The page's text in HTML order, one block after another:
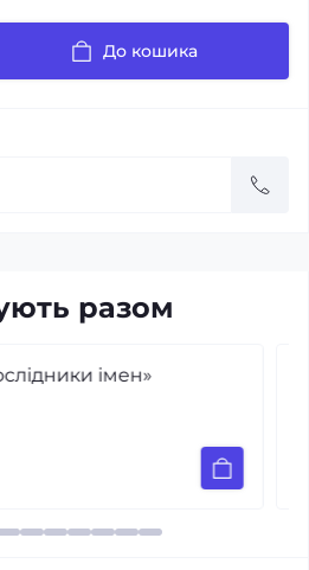
До кошика
разом
Бойовий план для